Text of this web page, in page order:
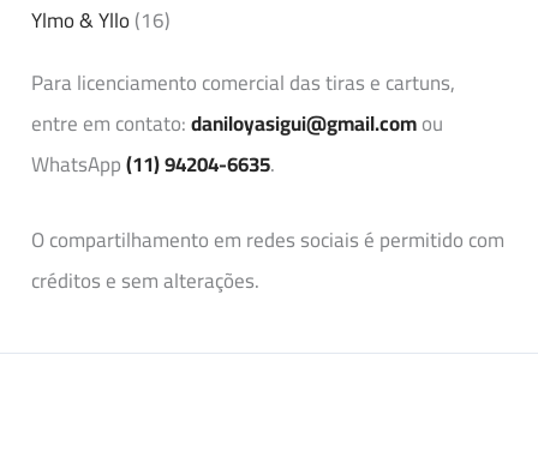
Ylmo & Yllo(16)
Para licenciamento comercial das tiras e cartuns,
entre em contato:daniloyasigui@gmail.comou
WhatsApp(11) 94204-6635.
O compartilhamento em redes sociais é permitido com
créditos e sem alterações.